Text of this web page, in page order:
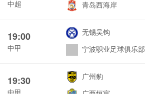
中超 青岛西海岸
19:00
中甲
无锡吴钩
宁波职业足球俱乐部
19:30
中甲
广州豹